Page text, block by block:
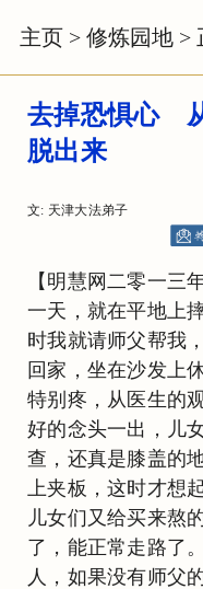
主页 > 修炼园地 >
去掉恐惧心
脱出来
文: 天津大法弟子
【明慧网二零一三
一天，就在平地上
时我就请师父帮我
回家，坐在沙发上
特别疼，从医生的
好的念头一出，儿
查，还真是膝盖的
上夹板，这时才想
儿女们又给买来熬
了，能正常走路了
人，如果没有师父